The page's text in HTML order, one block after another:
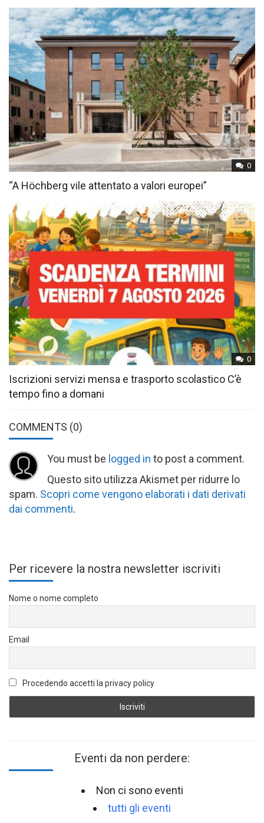
0
“A Höchberg vile attentato a valori europei”
0
Iscrizioni servizi mensa e trasporto scolastico C’è
tempo fino a domani
COMMENTS (0)
You must be logged in to post a comment.
Questo sito utilizza Akismet per ridurre lo
spam. Scopri come vengono elaborati i dati derivati
dai commenti.
Per ricevere la nostra newsletter iscriviti
Nome o nome completo
Email
Procedendo accetti la privacy policy
Eventi da non perdere:
Non ci sono eventi
tutti gli eventi